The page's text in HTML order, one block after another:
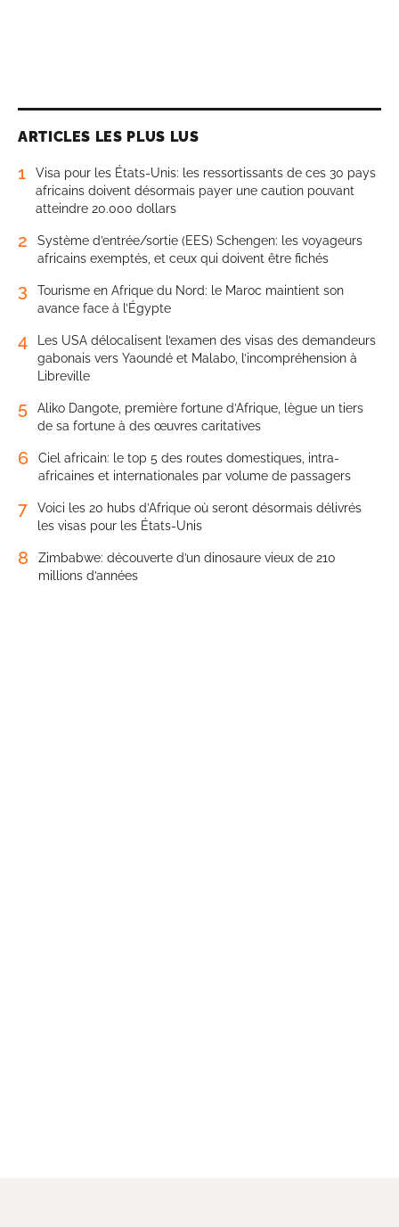
ARTICLES LES PLUS LUS
1
Visa pour les États-Unis: les ressortissants de ces 30 pays
africains doivent désormais payer une caution pouvant
atteindre 20.000 dollars
2
Système d’entrée/sortie (EES) Schengen: les voyageurs
africains exemptés, et ceux qui doivent être fichés
3
Tourisme en Afrique du Nord: le Maroc maintient son
avance face à l’Égypte
4
Les USA délocalisent l’examen des visas des demandeurs
gabonais vers Yaoundé et Malabo, l’incompréhension à
Libreville
5
Aliko Dangote, première fortune d’Afrique, lègue un tiers
de sa fortune à des œuvres caritatives
6
Ciel africain: le top 5 des routes domestiques, intra-
africaines et internationales par volume de passagers
7
Voici les 20 hubs d’Afrique où seront désormais délivrés
les visas pour les États-Unis
8
Zimbabwe: découverte d’un dinosaure vieux de 210
millions d’années